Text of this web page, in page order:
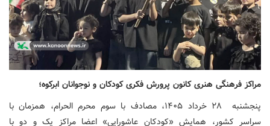
مراکز فرهنگی هنری کانون پرورش فکری کودکان و نوجوانان ابرکوه؛
پنجشنبه ۲۸ خرداد ۱۴۰۵، مصادف با سوم محرم الحرام، همزمان با
سراسر کشور، همایش «کودکان عاشورایی» اعضا مراکز یک و دو با